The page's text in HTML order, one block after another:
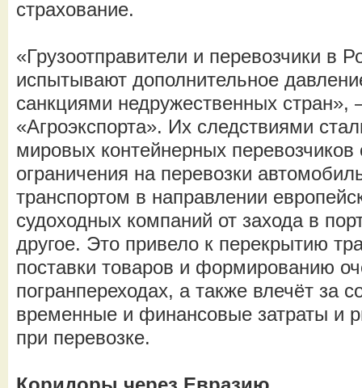
страхование.
«Грузоотправители и перевозчики в
испытывают дополнительное
санкциями недружественных стран»,
«Агроэкспорта». Их следствиями
мировых контейнерных перевозчиков
ограничения на перевозки
транспортом в направлении
судоходных компаний от захода в
другое. Это привело к перекрытию
поставки товаров и формированию
погранпереходах, а также влечёт за
временные и финансовые затраты и
при перевозке.